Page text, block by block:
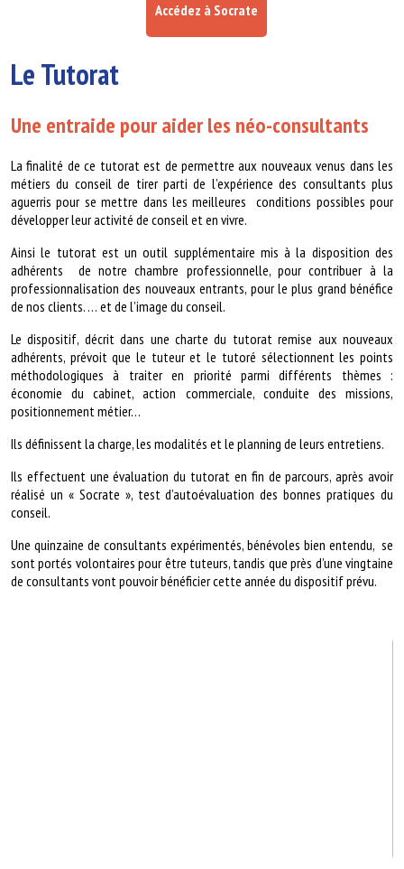
Accédez à Socrate
Le Tutorat
Une entraide pour aider les néo-consultants
La finalité de ce tutorat est de permettre aux nouveaux venus dans les
métiers du conseil de tirer parti de l’expérience des consultants plus
aguerris pour se mettre dans les meilleures conditions possibles pour
développer leur activité de conseil et en vivre.
Ainsi le tutorat est un outil supplémentaire mis à la disposition des
adhérents de notre chambre professionnelle, pour contribuer à la
professionnalisation des nouveaux entrants, pour le plus grand bénéfice
de nos clients. … et de l’image du conseil.
Le dispositif, décrit dans une charte du tutorat remise aux nouveaux
adhérents, prévoit que le tuteur et le tutoré sélectionnent les points
méthodologiques à traiter en priorité parmi différents thèmes :
économie du cabinet, action commerciale, conduite des missions,
positionnement métier…
Ils définissent la charge, les modalités et le planning de leurs entretiens.
Ils effectuent une évaluation du tutorat en fin de parcours, après avoir
réalisé un « Socrate », test d’autoévaluation des bonnes pratiques du
conseil.
Une quinzaine de consultants expérimentés, bénévoles bien entendu, se
sont portés volontaires pour être tuteurs, tandis que près d’une vingtaine
de consultants vont pouvoir bénéficier cette année du dispositif prévu.